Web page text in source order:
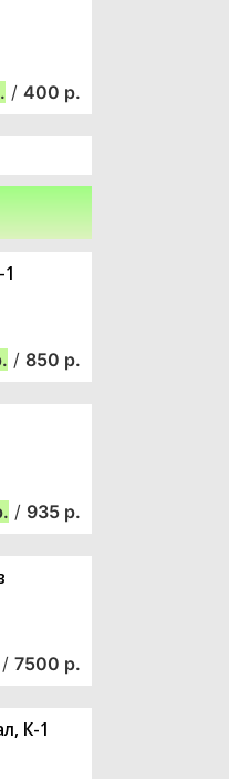
/ 400
/ 850
/ 935
/ 7500
К-1